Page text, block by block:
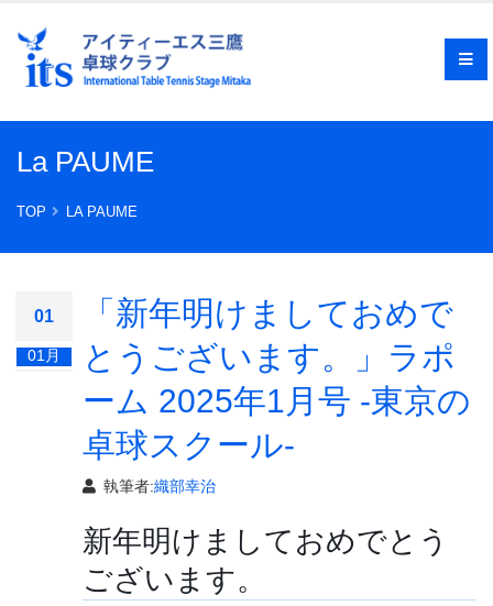
La PAUME
TOP LA PAUME
01
01月
「新年明けましておめで
とうございます。」ラポ
ーム 2025年1月号 -東京の
卓球スクール-
執筆者:織部幸治
新年明けましておめでとう
ございます。